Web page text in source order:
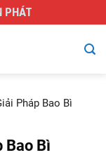
PHÁT
Pháp Bao Bì
Bao Bì